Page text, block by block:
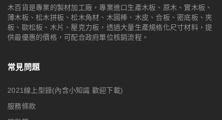
木百貨是專業的製材加工廠，專業進口生產木板、原木、實木板、
薄木板、松木拼板、松木角材、木圓棒、木皮、合板、密底板、夾
板、歐松板、木片、壓克力板，透過大量生產規格化尺寸材料，提
供最優惠的價格，可配合政府單位核銷流程。
常見問題
2021線上型錄(內含小知識 歡迎下載)
服務條款